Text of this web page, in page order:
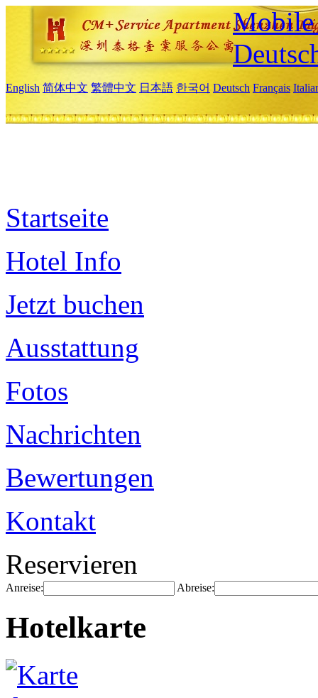
Mobile
English 简体中文 繁體中文 日本語 한국어 Deutsch Français
Startseite
Hotel Info
Jetzt buchen
Ausstattung
Fotos
Nachrichten
Bewertungen
Kontakt
Reservieren
Anreise: Abreise:
Hotelkarte